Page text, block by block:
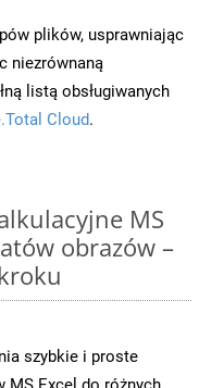
plików, usprawniając
niezrównaną
listą obsługiwanych
Cloud.
MS
obrazów –
szybkie i proste